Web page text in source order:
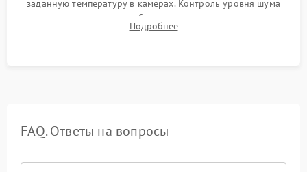
заданную температуру в камерах. Контроль уровня шума
компрессора, отсутствия обмерзания стенок и корректного
срабатывания системы автоматической оттайки.
Подробнее
FAQ. Ответы на вопросы